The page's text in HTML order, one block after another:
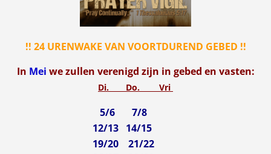
!! 24 URENWAKE VAN VOORTDUREND GEBED !!
In Mei we zullen verenigd zijn in gebed en vasten:
Di. Do. Vri
5/6 7/8
12/13 14/15
19/20 21/22